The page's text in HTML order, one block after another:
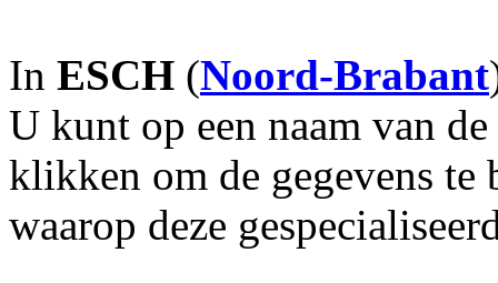
In ESCH (Noord-Brabant
U kunt op een naam van
klikken om de gegevens te
waarop deze